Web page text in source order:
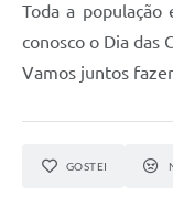
Toda a população
conosco o Dia das
Vamos juntos
GOSTEI